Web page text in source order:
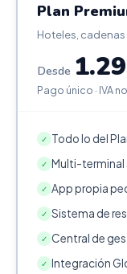
Plan
Hoteles,
Desde
Pago único · IVA
✓ Todo lo del
✓ Multi-terminal
✓ App propia
✓ Sistema de
✓ Central de
✓ Integración